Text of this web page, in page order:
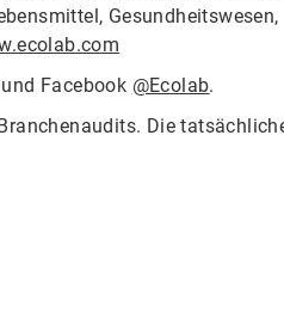
Gesundheitswesen,
und Facebook @Ecolab.
Die